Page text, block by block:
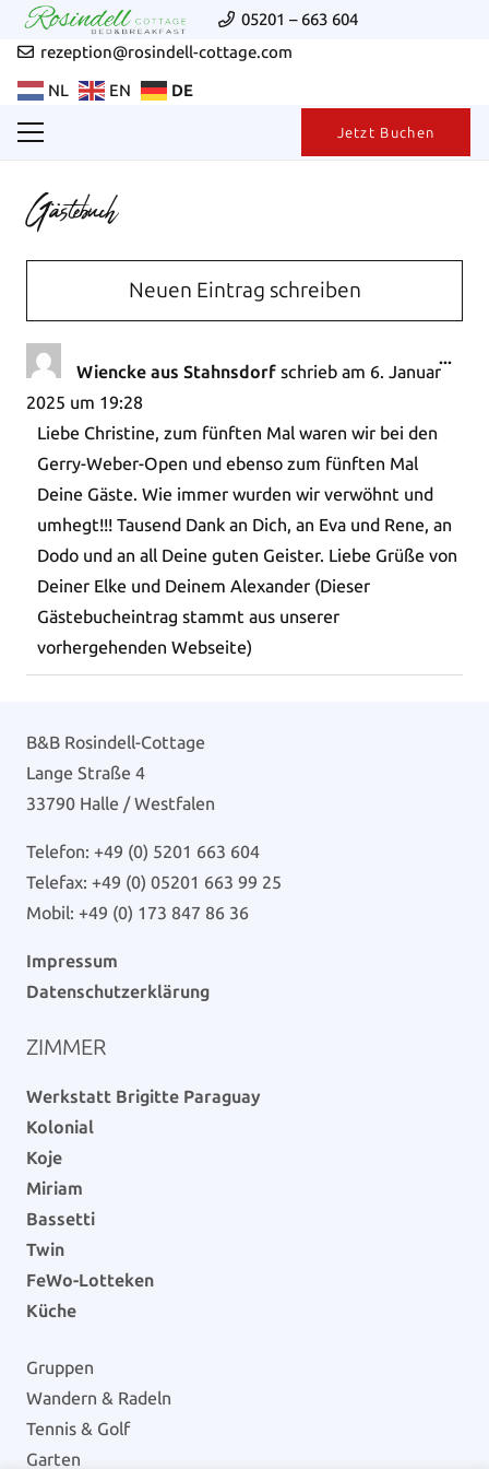
05201 – 663 604
rezeption@rosindell-cottage.com
NL
EN DE
Jetzt Buchen
Gästebuch
Wiencke aus Stahnsdorf schrieb am 6. Januar
2025 um 19:28
Liebe Christine, zum fünften Mal waren wir bei den
Gerry-Weber-Open und ebenso zum fünften Mal
Deine Gäste. Wie immer wurden wir verwöhnt und
umhegt!!! Tausend Dank an Dich, an Eva und Rene, an
Dodo und an all Deine guten Geister. Liebe Grüße von
Deiner Elke und Deinem Alexander (Dieser
Gästebucheintrag stammt aus unserer
vorhergehenden Webseite)
...
B&B Rosindell-Cottage
Lange Straße 4
33790 Halle / Westfalen
Telefon: +49 (0) 5201 663 604
Telefax: +49 (0) 05201 663 99 25
Mobil: +49 (0) 173 847 86 36
Impressum
Datenschutzerklärung
ZIMMER
Werkstatt Brigitte Paraguay
Kolonial
Koje
Miriam
Bassetti
Twin
FeWo-Lotteken
Küche
Gruppen
Wandern & Radeln
Tennis & Golf
Garten